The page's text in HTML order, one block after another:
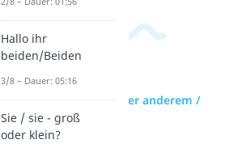
zur Videoseite: unter anderem /
unter Anderem?
Hallo ihr
beiden/Beiden
3/8 – Dauer: 05:16
Sie / sie - groß
oder klein?